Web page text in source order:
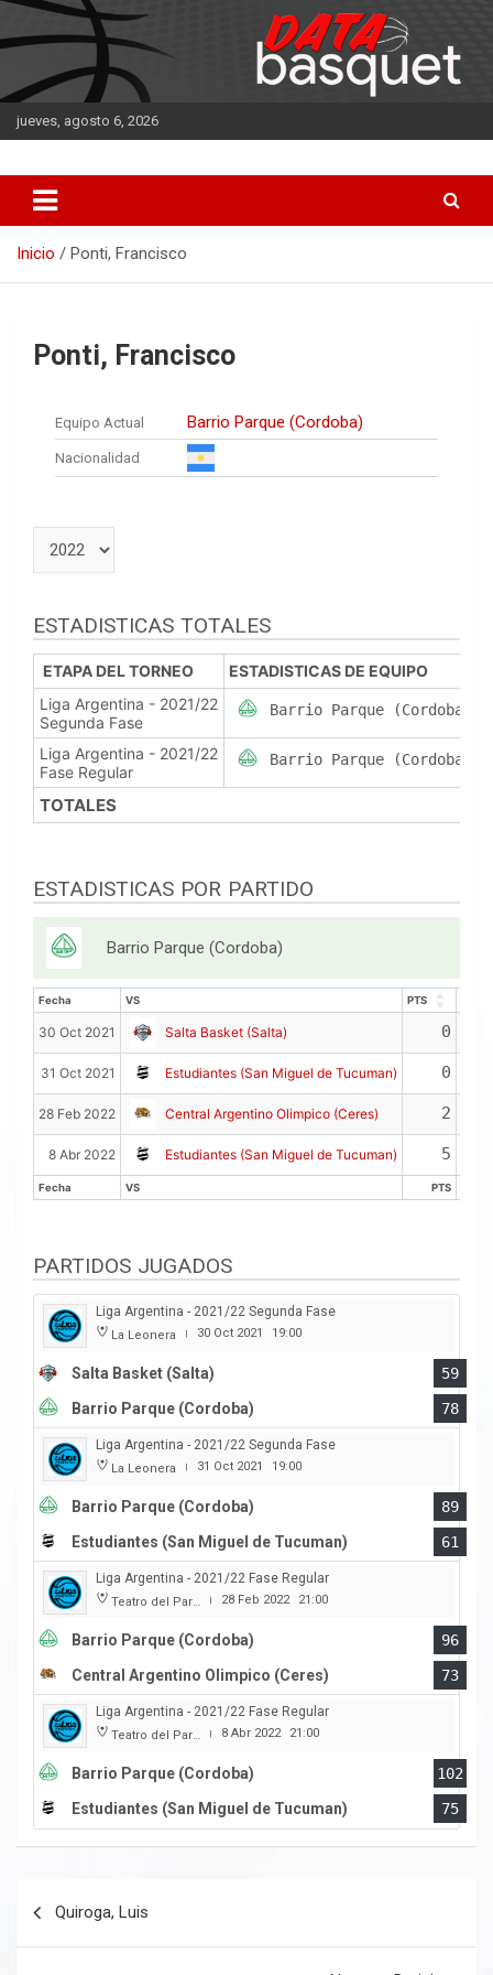
Saltar
al
contenido
jueves, agosto 6, 2026
DATA Basquet
Inicio Ponti, Francisco
Ponti, Francisco
Equipo Actual Barrio Parque (Cordoba)
Nacionalidad
ESTADISTICAS TOTALES
ETAPA DEL TORNEO ESTADISTICAS DE EQUIPO
Liga Argentina - 2021/22
Segunda Fase
Barrio Parque (Cordoba)
Liga Argentina - 2021/22
Fase Regular
Barrio Parque (Cordoba)
TOTALES
ESTADISTICAS POR PARTIDO
Barrio Parque (Cordoba)
Fecha VS PTS
Fecha VS PTS
30 Oct 2021 Salta Basket (Salta) 0
31 Oct 2021 Estudiantes (San Miguel de Tucuman) 0
28 Feb 2022 Central Argentino Olimpico (Ceres) 2
8 Abr 2022 Estudiantes (San Miguel de Tucuman) 5
Fecha VS PTS
PARTIDOS JUGADOS
Liga Argentina - 2021/22 Segunda Fase
La Leonera | 30 Oct 2021 19:00
Salta Basket (Salta)
59
Barrio Parque (Cordoba)
78
Liga Argentina - 2021/22 Segunda Fase
La Leonera | 31 Oct 2021 19:00
Barrio Parque (Cordoba)
89
Estudiantes (San Miguel de Tucuman)
61
Liga Argentina - 2021/22 Fase Regular
Teatro del Parque | 28 Feb 2022 21:00
Barrio Parque (Cordoba)
96
Central Argentino Olimpico (Ceres)
73
Liga Argentina - 2021/22 Fase Regular
Teatro del Parque | 8 Abr 2022 21:00
Barrio Parque (Cordoba)
102
Estudiantes (San Miguel de Tucuman)
75
Quiroga, Luis